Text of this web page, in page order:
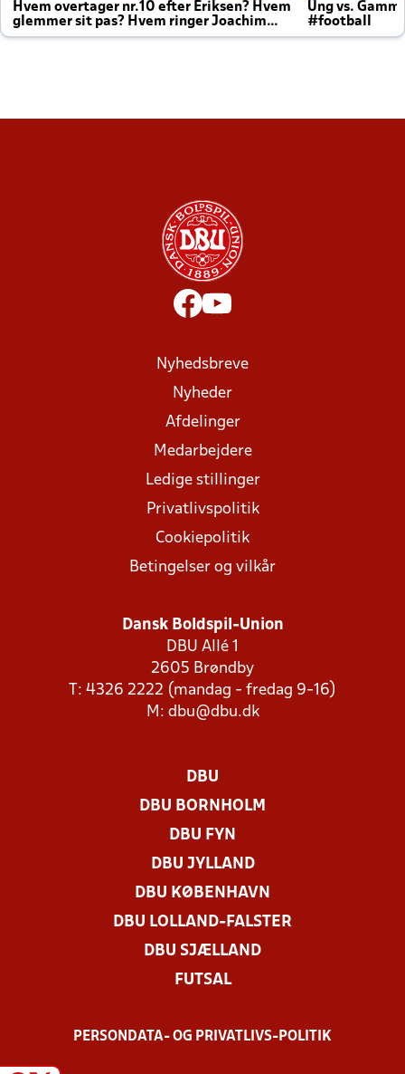
Hvem overtager nr.10 efter Eriksen? Hvem
glemmer sit pas? Hvem ringer Joachim
altid til efter kampe?
Ung vs.
#football
Nyhedsbreve
Nyheder
Afdelinger
Medarbejdere
Ledige stillinger
Privatlivspolitik
Cookiepolitik
Betingelser og vilkår
Dansk Boldspil-Union
DBU Allé 1
2605 Brøndby
T: 4326 2222 (mandag - fredag 9-16)
M: dbu@dbu.dk
DBU
DBU BORNHOLM
DBU FYN
DBU JYLLAND
DBU KØBENHAVN
DBU LOLLAND-FALSTER
DBU SJÆLLAND
FUTSAL
PERSONDATA- OG PRIVATLIVS-POLITIK